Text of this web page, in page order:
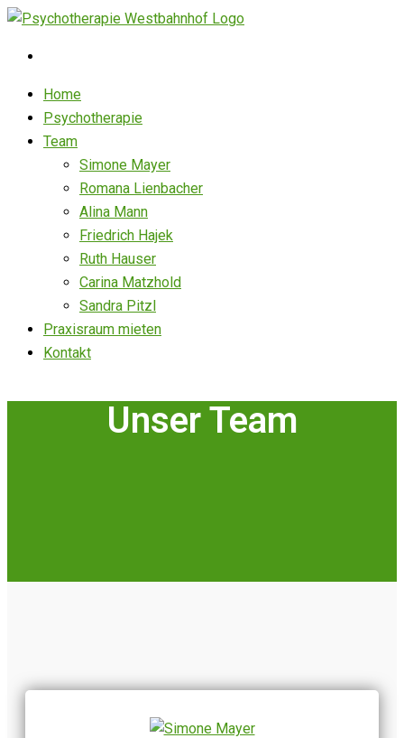
Skip
content
Home
Psychotherapie
Team
Simone Mayer
Romana Lienbacher
Alina Mann
Friedrich Hajek
Ruth Hauser
Carina Matzhold
Sandra Pitzl
Praxisraum mieten
Kontakt
Unser Team